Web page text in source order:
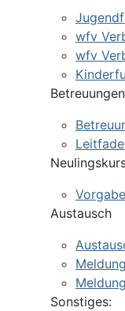
wfv
wfv
Betreuungen
Austausch
Sonstiges: